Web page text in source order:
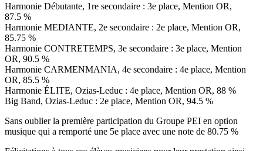
Harmonie Débutante, 1re secondaire : 3e place, Mention OR,
87.5 %
Harmonie MEDIANTE, 2e secondaire : 2e place, Mention OR,
85.75 %
Harmonie CONTRETEMPS, 3e secondaire : 3e place, Mention
OR, 90.5 %
Harmonie CARMENMANIA, 4e secondaire : 4e place, Mention
OR, 85.5 %
Harmonie ÉLITE, Ozias-Leduc : 4e place, Mention OR, 88 %
Big Band, Ozias-Leduc : 2e place, Mention OR, 94.5 %
Sans oublier la première participation du Groupe PEI en option
musique qui a remporté une 5e place avec une note de 80.75 %